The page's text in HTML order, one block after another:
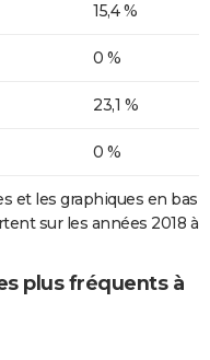
15,4 %
0 %
23,1 %
0 %
et les graphiques en bas
sur les années 2018 à
plus fréquents à